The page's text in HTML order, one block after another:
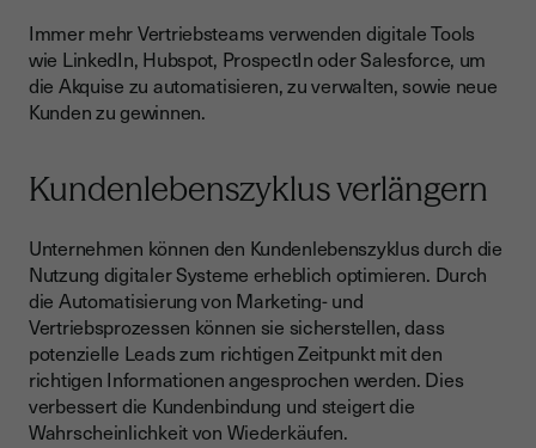
Immer mehr Vertriebsteams verwenden digitale Tools
wie LinkedIn, Hubspot, ProspectIn oder Salesforce, um
die Akquise zu automatisieren, zu verwalten, sowie neue
Kunden zu gewinnen.
Kundenlebenszyklus verlängern
Unternehmen können den Kundenlebenszyklus durch die
Nutzung digitaler Systeme erheblich optimieren. Durch
die Automatisierung von Marketing- und
Vertriebsprozessen können sie sicherstellen, dass
potenzielle Leads zum richtigen Zeitpunkt mit den
richtigen Informationen angesprochen werden. Dies
verbessert die Kundenbindung und steigert die
Wahrscheinlichkeit von Wiederkäufen.